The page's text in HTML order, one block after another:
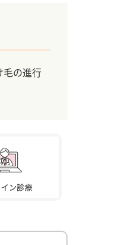
毛の進行